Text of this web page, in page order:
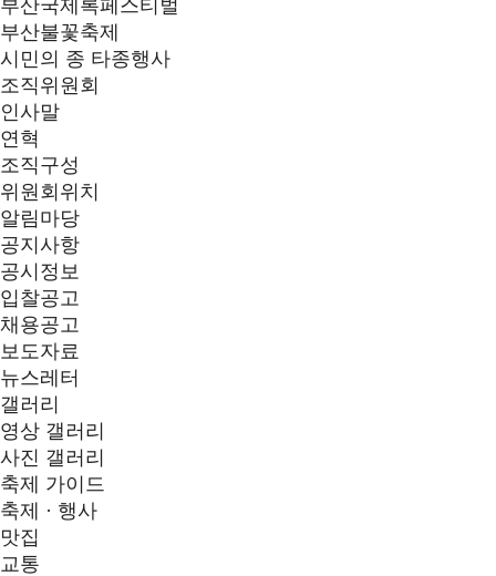
부산국제록페스티벌
부산불꽃축제
시민의 종 타종행사
조직위원회
인사말
연혁
조직구성
위원회위치
알림마당
공지사항
공시정보
입찰공고
채용공고
보도자료
뉴스레터
갤러리
영상 갤러리
사진 갤러리
축제 가이드
축제 · 행사
맛집
교통